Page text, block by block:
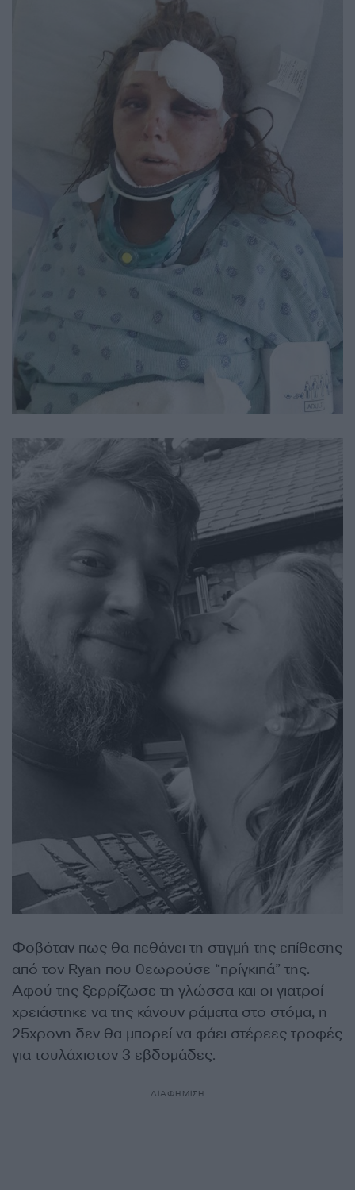
Φοβόταν πως θα πεθάνει τη στιγμή της επίθεσης
από τον Ryan που θεωρούσε “πρίγκιπά” της.
Αφού της ξερρίζωσε τη γλώσσα και οι γιατροί
χρειάστηκε να της κάνουν ράματα στο στόμα, η
25χρονη δεν θα μπορεί να φάει στέρεες τροφές
για τουλάχιστον 3 εβδομάδες.
ΔΙΑΦΗΜΙΣΗ